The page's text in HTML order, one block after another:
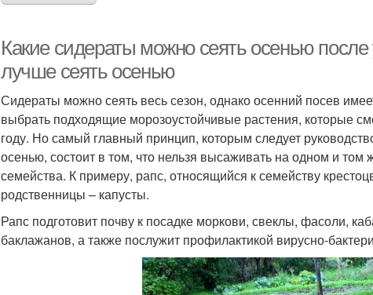
Какие сидераты можно сеять осенью
лучше сеять осенью
Сидераты можно сеять весь сезон, однако осенний посев
выбрать подходящие морозоустойчивые растения, которые
году. Но самый главный принцип, которым следует
осенью, состоит в том, что нельзя высаживать на одном и том
семейства. К примеру, рапс, относящийся к семейству
родственницы – капусты.
Рапс подготовит почву к посадке моркови, свеклы, фасоли,
баклажанов, а также послужит профилактикой вирусно-